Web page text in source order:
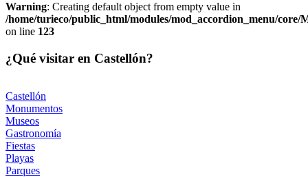
Warning: Creating default object from empty value in
/home/turieco/public_html/modules/mod_accordion_menu/core/
on line 123
¿Qué visitar en Castellón?
Castellón
Monumentos
Museos
Gastronomía
Fiestas
Playas
Parques